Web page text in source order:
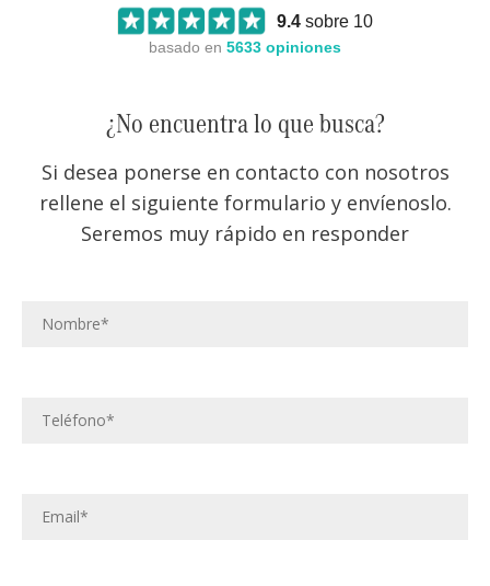
9.4sobre 10
basado en 5633 opiniones
¿No encuentra lo que busca?
Si desea ponerse en contacto con nosotros
rellene el siguiente formulario y envíenoslo.
Seremos muy rápido en responder